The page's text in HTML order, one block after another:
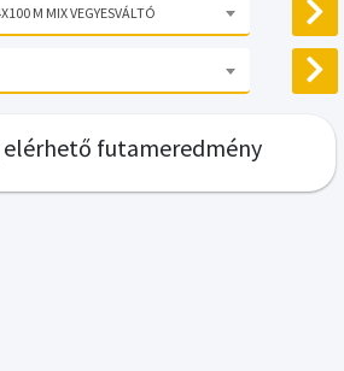
M MIX VEGYESVÁLTÓ
elérhető futameredmény